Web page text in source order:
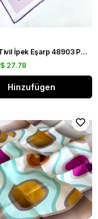
Levidor Tivil İpek Eşarp 48903 Pembe Karışık Desen
$ 27.78
Hinzufügen